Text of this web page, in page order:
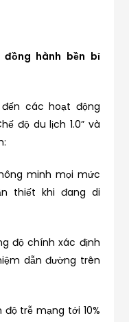
hành bền bỉ
các hoạt động
độ du lịch 1.0” và
minh mọi mức
thiết khi đang di
độ chính xác định
dẫn đường trên
trễ mạng tới 10%